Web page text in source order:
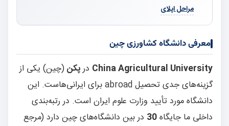
مراحل اپلای
معرفی دانشگاه کشاورزی چین
China Agricultural University درپکن(چین) یکی از
گزینه‌های جدی تحصیل abroad برای ایرانی‌هاست. این
دانشگاه مورد تأیید وزارت علوم ایران است. در رتبه‌بندی
داخلی ما جایگاه30 در بین دانشگاه‌های چین دارد (مرجع